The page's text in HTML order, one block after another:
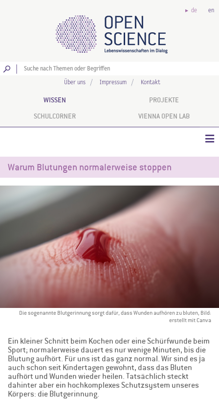
de en
Über uns Impressum Kontakt
WISSEN PROJEKTE
SCHULCORNER VIENNA OPEN LAB
Warum Blutungen normalerweise stoppen
Die sogenannte Blutgerinnung sorgt dafür, dass Wunden aufhören zu bluten, Bild:
erstellt mit Canva
Ein kleiner Schnitt beim Kochen oder eine Schürfwunde beim
Sport; normalerweise dauert es nur wenige Minuten, bis die
Blutung aufhört. Für uns ist das ganz normal. Wir sind es ja
auch schon seit Kindertagen gewohnt, dass das Bluten
aufhört und Wunden wieder heilen. Tatsächlich steckt
dahinter aber ein hochkomplexes Schutzsystem unseres
Körpers: die Blutgerinnung.